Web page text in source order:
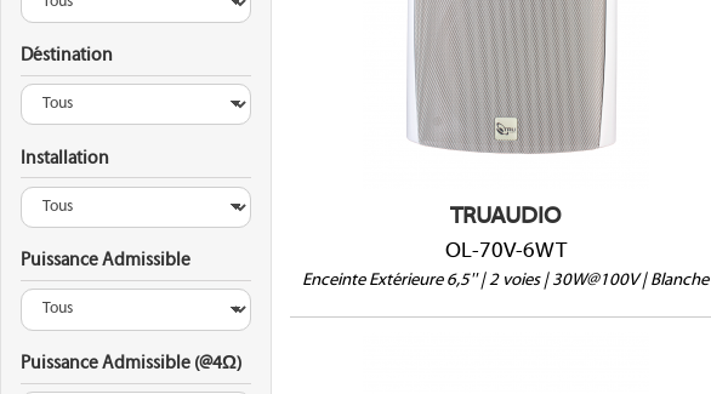
TRUAUDIO
OL-70V-6WT
Enceinte Extérieure 6,5'' | 2 voies | 30W@100V | Blanche
70/100V
IP66
(HxLxP) : 303 x 215 x 191mm
Support en U
Garantie 5 ans
Déstination
Installation
Puissance Admissible
Puissance Admissible (@4Ω)